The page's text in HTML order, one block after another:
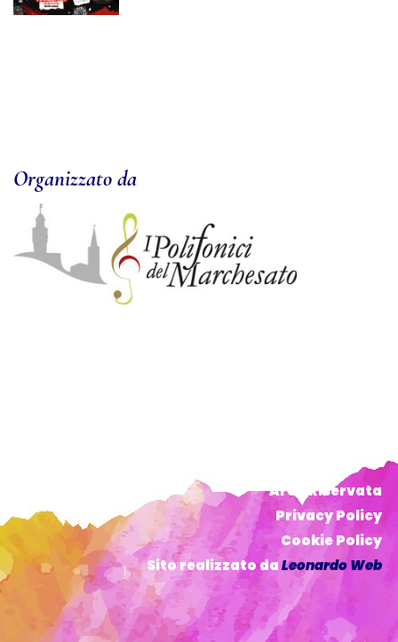
Organizzato da
Area Riservata
Privacy Policy
Cookie Policy
Sito realizzato daLeonardo Web